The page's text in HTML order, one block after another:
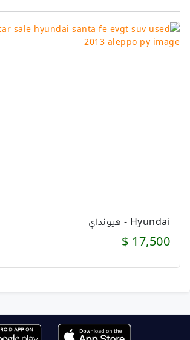
Hyundai - هيونداي
17,500 $